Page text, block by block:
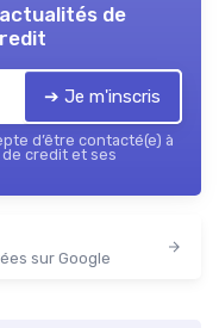
de
➔ Je m'inscris
d’être contacté(e) à
credit et ses
sur Google